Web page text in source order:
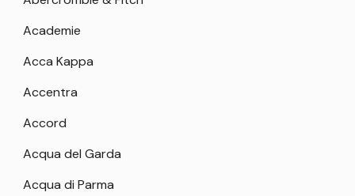
Academie
Acca Kappa
Accentra
Accord
Acqua del Garda
Acqua di Parma